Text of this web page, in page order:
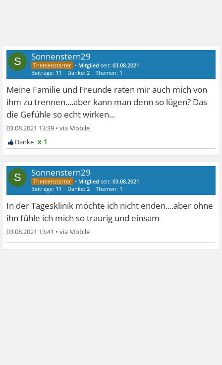
S Sonnenstern29
• Mitglied seit:03.08.2021
Beiträge: 11 Danke:2 Themen: 1
Meine Familie und Freunde raten mir auch mich von
ihm zu trennen....aber kann man denn so lügen? Das
die Gefühle so echt wirken...
03.08.2021 13:39 •
x 1
S Sonnenstern29
• Mitglied seit:03.08.2021
Beiträge: 11 Danke:2 Themen: 1
In der Tagesklinik möchte ich nicht enden....aber ohne
ihn fühle ich mich so traurig und einsam
03.08.2021 13:41 •